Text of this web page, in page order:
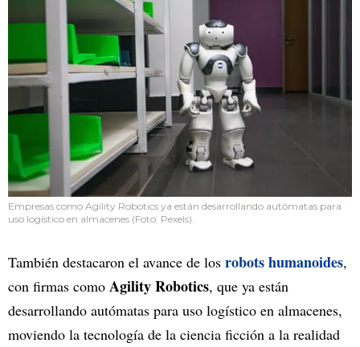
Empresas como Agility Robotics ya están desarrollando autómatas para
uso logístico en almacenes (Foto: Pexels).
También destacaron el avance de los robots humanoides,
con firmas como Agility Robotics, que ya están
desarrollando autómatas para uso logístico en almacenes,
moviendo la tecnología de la ciencia ficción a la realidad